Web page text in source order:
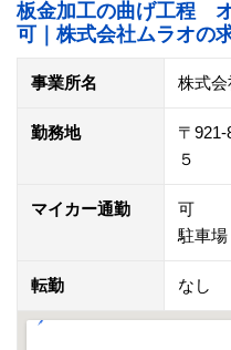
板金加工の曲げ工程
可｜株式会社ムラオの
事業所名 株式
勤務地
〒
５
マイカー通勤
可
駐車
転勤 なし